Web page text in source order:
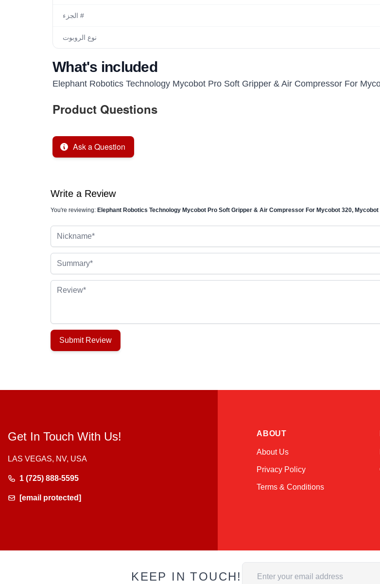
الجزء #
نوع الروبوت
What's included
Elephant Robotics Technology Mycobot Pro Soft Gripper & Air Compressor For
Product Questions
Ask a Question
Write a Review
You're reviewing: Elephant Robotics Technology Mycobot Pro Soft Gripper & Air Compressor For Mycobot 320, Mycobot
Review
Submit Review
Get In Touch With Us!
LAS VEGAS, NV, USA
1 (725) 888-5595
[email protected]
ABOUT
About Us
Privacy Policy
Terms & Conditions
KEEP IN TOUCH!
Email Address